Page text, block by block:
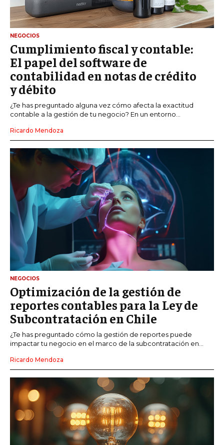
NEGOCIOS
Cumplimiento fiscal y contable:
El papel del software de
contabilidad en notas de crédito
y débito
¿Te has preguntado alguna vez cómo afecta la exactitud
contable a la gestión de tu negocio? En un entorno...
Ricardo Mendoza
NEGOCIOS
Optimización de la gestión de
reportes contables para la Ley de
Subcontratación en Chile
¿Te has preguntado cómo la gestión de reportes puede
impactar tu negocio en el marco de la subcontratación en...
Ricardo Mendoza